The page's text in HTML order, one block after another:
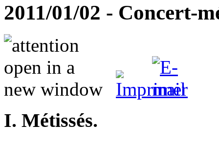
2011/01/02 - Concert-
I. Métissés.